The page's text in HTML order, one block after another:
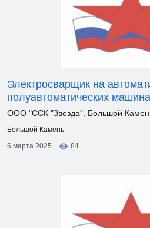
Электросварщик на
полуавтоматических
ООО "ССК "Звезда". Большой
Большой Камень
6 марта 2025
84